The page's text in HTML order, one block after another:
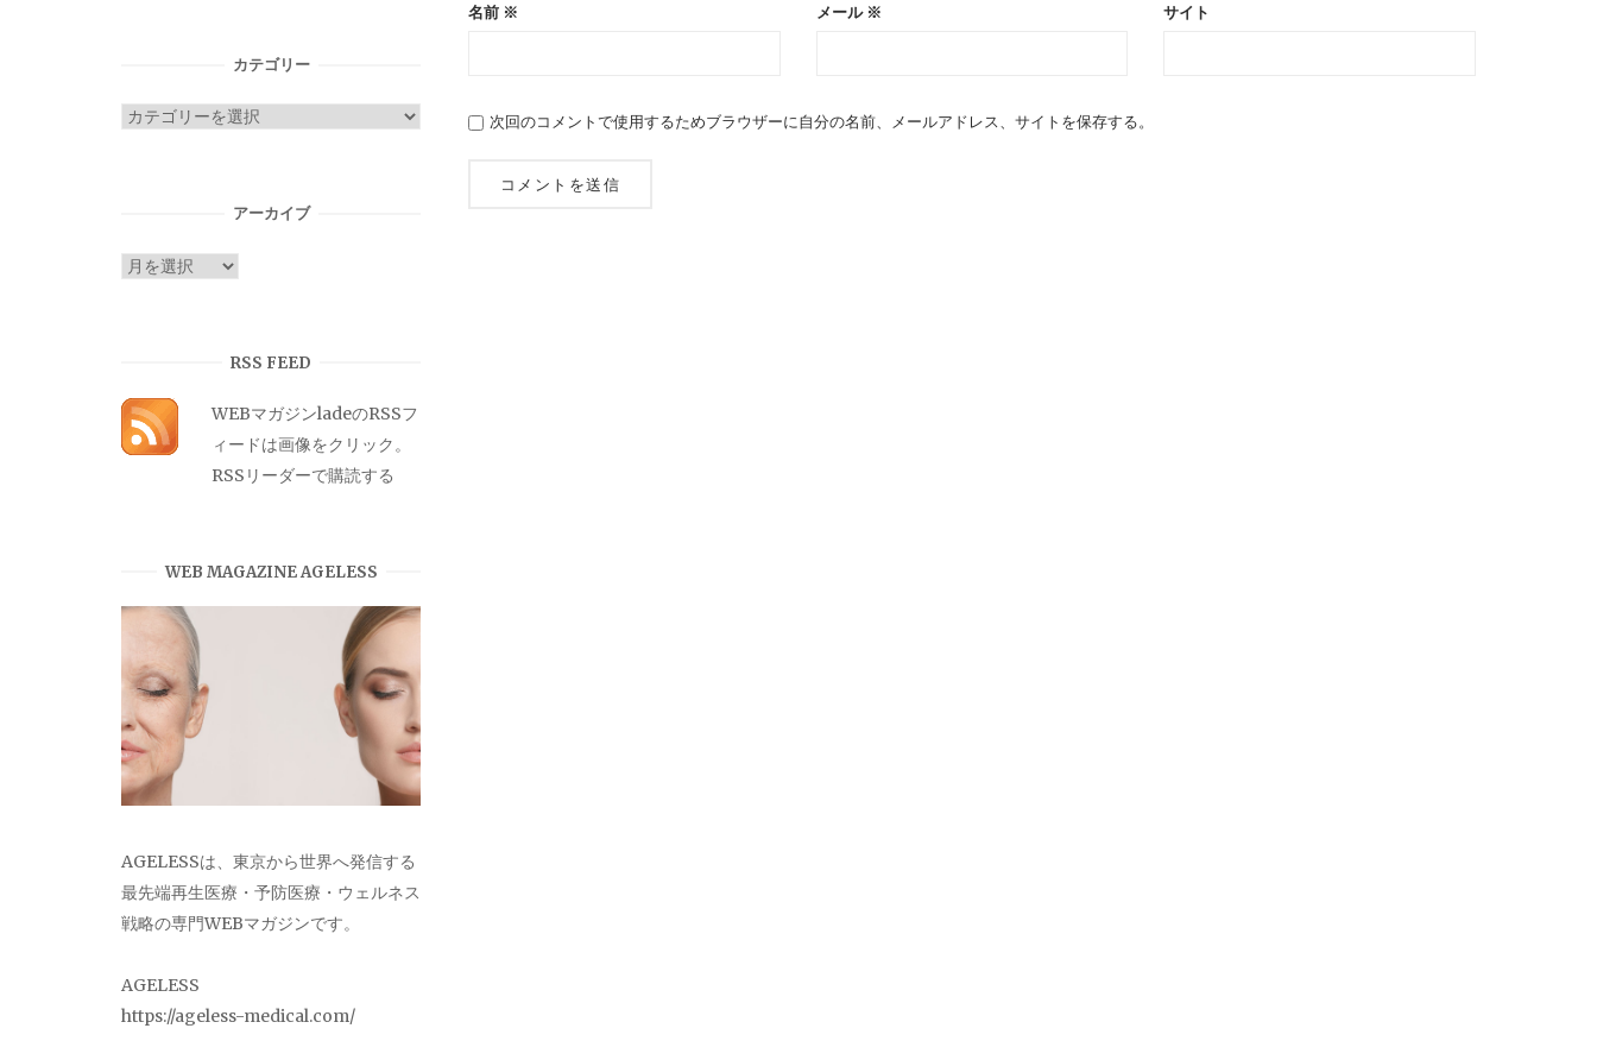
名前 ※ メール ※ サイト
次回のコメントで使用するためブラウザーに自分の名前、メールアドレス、サイトを保存する。
カテゴリー
カ
アーカイブ
ア
RSS FEED
WEBマガジンladeのRSSフ
ィードは画像をクリック。
RSSリーダーで購読する
WEB MAGAZINE AGELESS
AGELESSは、東京から世界へ発信する
最先端再生医療・予防医療・ウェルネス
戦略の専門WEBマガジンです。
AGELESS
https://ageless-medical.com/